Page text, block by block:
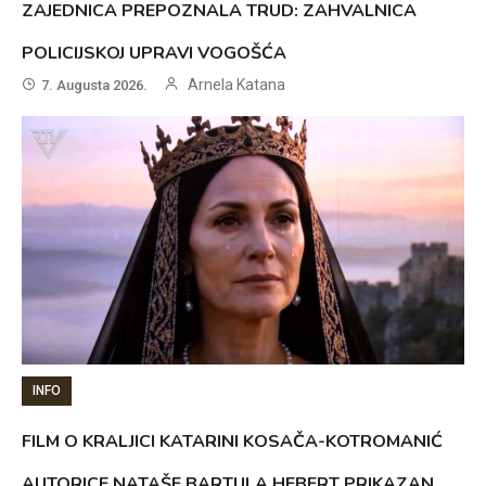
ZAJEDNICA PREPOZNALA TRUD: ZAHVALNICA
POLICIJSKOJ UPRAVI VOGOŠĆA
7. Augusta 2026. Arnela Katana
INFO
FILM O KRALJICI KATARINI KOSAČA-KOTROMANIĆ